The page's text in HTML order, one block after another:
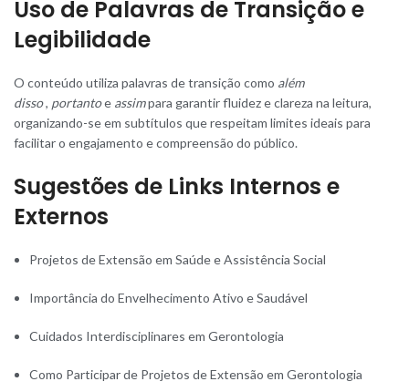
Uso de Palavras de Transição e
Legibilidade
O conteúdo utiliza palavras de transição como além
disso, portantoe assimpara garantir fluidez e clareza na leitura,
organizando-se em subtítulos que respeitam limites ideais para
facilitar o engajamento e compreensão do público.
Sugestões de Links Internos e
Externos
Projetos de Extensão em Saúde e Assistência Social
Importância do Envelhecimento Ativo e Saudável
Cuidados Interdisciplinares em Gerontologia
Como Participar de Projetos de Extensão em Gerontologia